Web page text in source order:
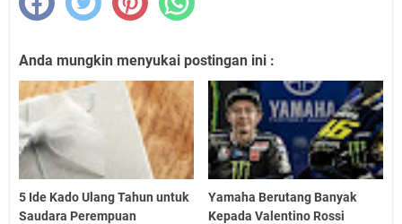
Anda mungkin menyukai postingan ini :
5 Ide Kado Ulang Tahun untuk
Saudara Perempuan
Yamaha Berutang Banyak
Kepada Valentino Rossi